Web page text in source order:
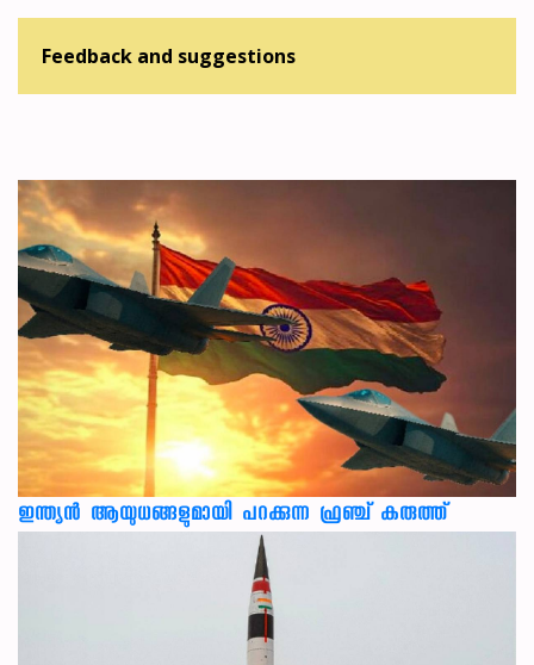
Feedback and suggestions
ഇന്ത്യൻ ആയുധങ്ങളുമായി പറക്കുന്ന ഫ്രഞ്ച് കരുത്ത്